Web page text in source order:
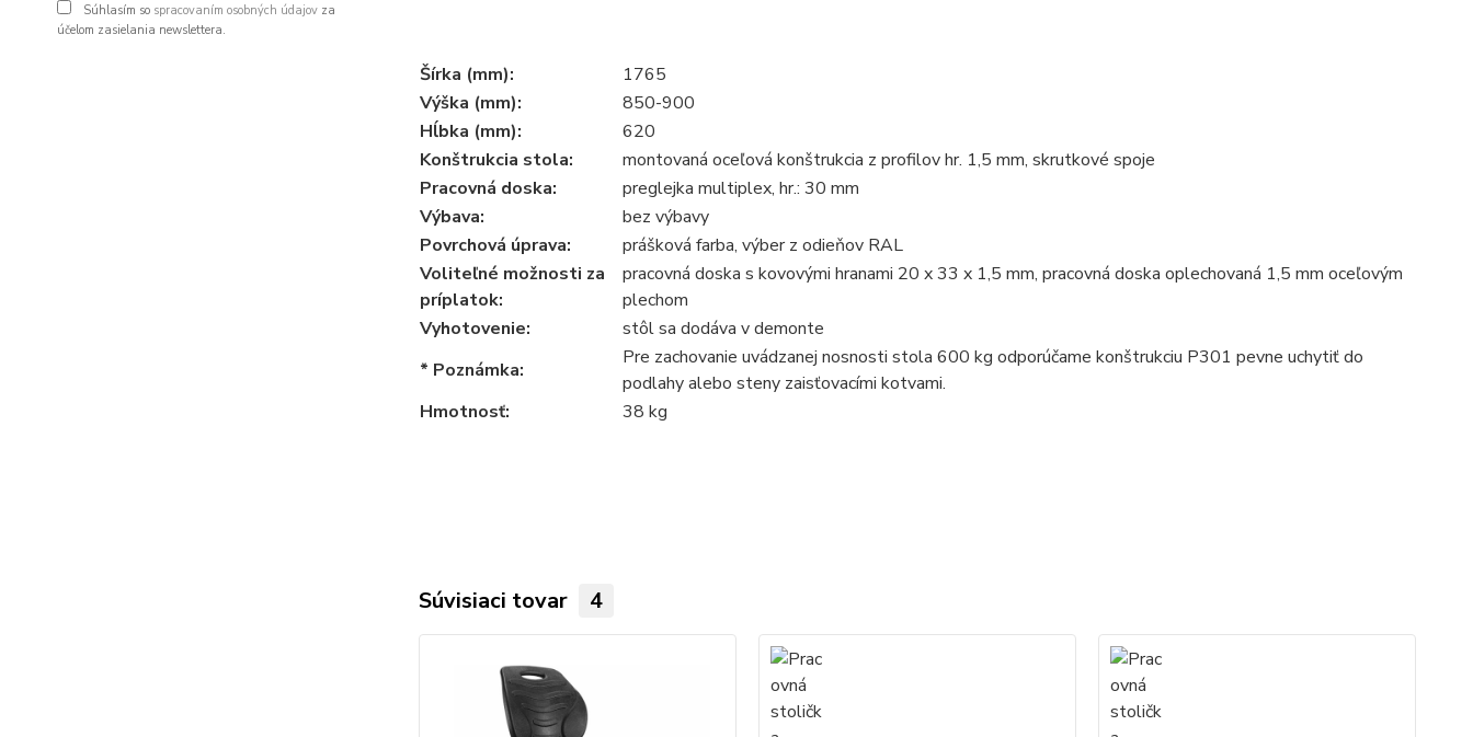
Súhlasím so spracovaním osobných údajov za
účelom zasielania newslettera.
Šírka (mm):
1765
Výška (mm):
850-900
Hĺbka (mm):
620
Konštrukcia stola:
montovaná oceľová konštrukcia z profilov hr. 1,5 mm, skrutkové spoje
Pracovná doska:
preglejka multiplex, hr.: 30 mm
Výbava:
bez výbavy
Povrchová úprava:
prášková farba, výber z odieňov RAL
Voliteľné možnosti za
príplatok:
pracovná doska s kovovými hranami 20 x 33 x 1,5 mm, pracovná doska oplechovaná 1,5 mm oceľovým
plechom
Vyhotovenie:
stôl sa dodáva v demonte
* Poznámka:
Pre zachovanie uvádzanej nosnosti stola 600 kg odporúčame konštrukciu P301 pevne uchytiť do
podlahy alebo steny zaisťovacími kotvami.
Hmotnosť:
38 kg
Súvisiaci tovar 4